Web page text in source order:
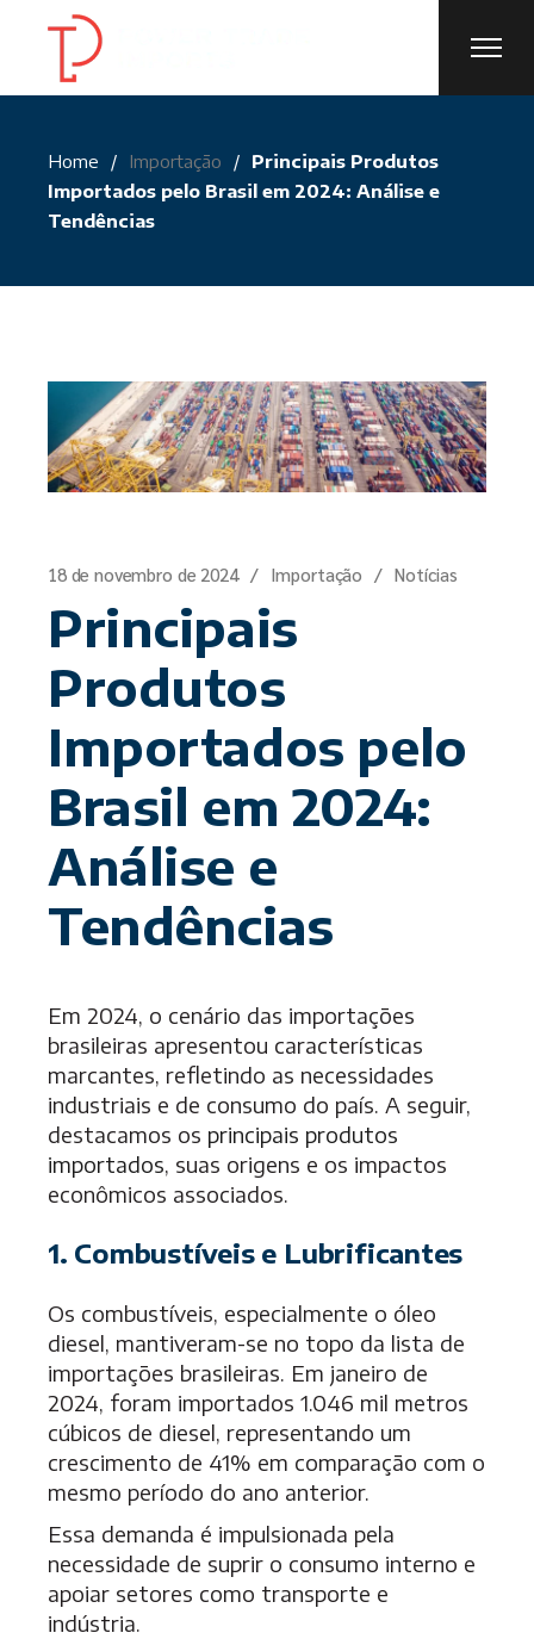
content
Home Importação
Principais Produtos
Importados pelo Brasil em 2024: Análise e
Tendências
18 de novembro de 2024 Importação Notícias
Principais
Produtos
Importados pelo
Brasil em 2024:
Análise e
Tendências
Em 2024, o cenário das importações
brasileiras apresentou características
marcantes, refletindo as necessidades
industriais e de consumo do país. A seguir,
destacamos os principais produtos
importados, suas origens e os impactos
econômicos associados.
1. Combustíveis e Lubrificantes
Os combustíveis, especialmente o óleo
diesel, mantiveram-se no topo da lista de
importações brasileiras. Em janeiro de
2024, foram importados 1.046 mil metros
cúbicos de diesel, representando um
crescimento de 41% em comparação com o
mesmo período do ano anterior.
Essa demanda é impulsionada pela
necessidade de suprir o consumo interno e
apoiar setores como transporte e
indústria.